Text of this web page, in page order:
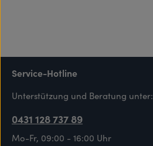
Service-Hotline
Unterstützung und Beratung unter:
0431 128 737 89
Mo-Fr, 09:00 - 16:00 Uhr